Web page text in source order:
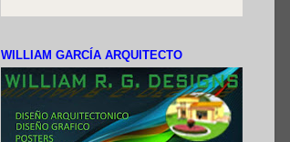
WILLIAM GARCÍA ARQUITECTO